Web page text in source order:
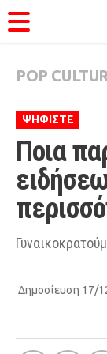
ΚΑΤΗΓΟΡΊΕΣ
Ειδήσεις
Θέματα
Videos
Podcasts
City Guide
POP
ΨΗΦΙΣΤΕ
Ποια
Δημοσίευση 17/